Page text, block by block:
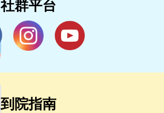
社群平台
到院指南